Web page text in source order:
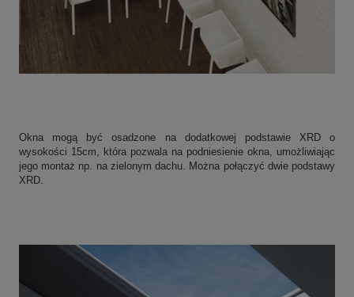
Okna mogą być osadzone na dodatkowej podstawie XRD o
wysokości 15cm, która pozwala na podniesienie okna, umożliwiając
jego montaż np. na zielonym dachu. Można połączyć dwie podstawy
XRD.